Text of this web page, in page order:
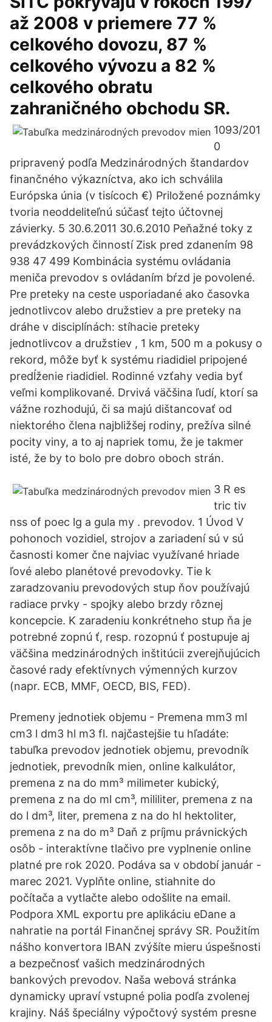
až 2008 v priemere 77 %
celkového dovozu, 87 %
celkového vývozu a 82 %
celkového obratu
zahraničného obchodu SR.
1093/201
0
pripravený podľa Medzinárodných štandardov
finančného výkazníctva, ako ich schválila
Európska únia (v tisícoch €) Priložené poznámky
tvoria neoddeliteľnú súčasť tejto účtovnej
závierky. 5 30.6.2011 30.6.2010 Peňažné toky z
prevádzkových činností Zisk pred zdanením 98
938 47 499 Kombinácia systému ovládania
meniča prevodov s ovládaním bŕzd je povolené.
Pre preteky na ceste usporiadané ako časovka
jednotlivcov alebo družstiev a pre preteky na
dráhe v disciplínách: stíhacie preteky
jednotlivcov a družstiev , 1 km, 500 m a pokusy o
rekord, môže byť k systému riadidiel pripojené
predĺženie riadidiel. Rodinné vzťahy vedia byť
veľmi komplikované. Drvivá väčšina ľudí, ktorí sa
vážne rozhodujú, či sa majú dištancovať od
niektorého člena najbližšej rodiny, prežíva silné
pocity viny, a to aj napriek tomu, že je takmer
isté, že by to bolo pre dobro oboch strán.
3 R es
tric tiv
nss of poec lg a gula my . prevodov. 1 Úvod V
pohonoch vozidiel, strojov a zariadení sú v sú
časnosti komer čne najviac využívané hriade
ľové alebo planétové prevodovky. Tie k
zaradzovaniu prevodových stup ňov používajú
radiace prvky - spojky alebo brzdy rôznej
koncepcie. K zaradeniu konkrétneho stup ňa je
potrebné zopnú ť, resp. rozopnú ť postupuje aj
väčšina medzinárodných inštitúcii zverejňujúcich
časové rady efektívnych výmenných kurzov
(napr. ECB, MMF, OECD, BIS, FED).
Premeny jednotiek objemu - Premena mm3 ml
cm3 l dm3 hl m3 fl. najčastejšie tu hľadáte:
tabuľka prevodov jednotiek objemu, prevodník
jednotiek, prevodník mien, online kalkulátor,
premena z na do mm³ milimeter kubický,
premena z na do ml cm³, mililiter, premena z na
do l dm³, liter, premena z na do hl hektoliter,
premena z na do m³ Daň z príjmu právnických
osôb - interaktívne tlačivo pre vyplnenie online
platné pre rok 2020. Podáva sa v období január -
marec 2021. Vyplňte online, stiahnite do
počítača a vytlačte alebo odošlite na email.
Podpora XML exportu pre aplikáciu eDane a
nahratie na portál Finančnej správy SR. Použitím
nášho konvertora IBAN zvýšíte mieru úspešnosti
a bezpečnosť vašich medzinárodných
bankových prevodov. Naša webová stránka
dynamicky upraví vstupné polia podľa zvolenej
krajiny. Náš špeciálny výpočtový systém presne